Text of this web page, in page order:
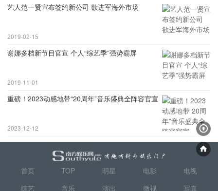
艺人范一贤宣布签约新公司 欲进军海外市场
2019-02-15
谢娜多档新节目官宣 个人“综艺季”强势霸屏
2019-11-01
重磅！2023动感地带“20周年”音乐盛典全阵容官宣
2023-12-12
首页 TOP 明星 电影
电视
综艺
音乐 演出 微视 写真